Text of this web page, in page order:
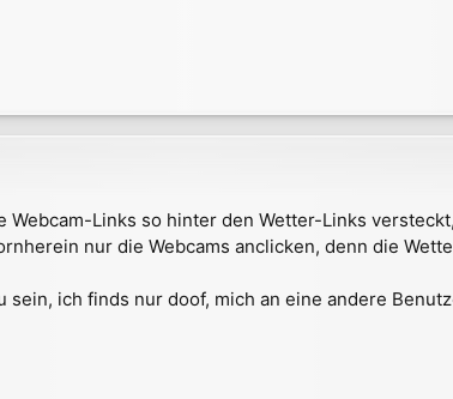
Links so hinter den Wetter-Links
nur die Webcams anclicken, denn die
ich finds nur doof, mich an eine andere